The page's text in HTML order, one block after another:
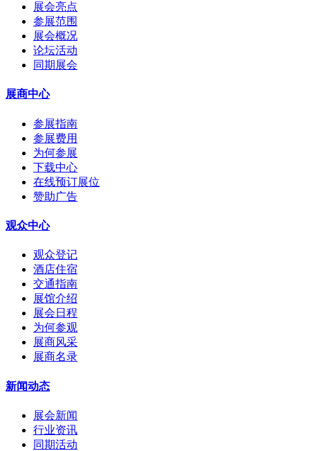
展会亮点
参展范围
展会概况
论坛活动
同期展会
展商中心
参展指南
参展费用
为何参展
下载中心
在线预订展位
赞助广告
观众中心
观众登记
酒店住宿
交通指南
展馆介绍
展会日程
为何参观
展商风采
展商名录
新闻动态
展会新闻
行业资讯
同期活动